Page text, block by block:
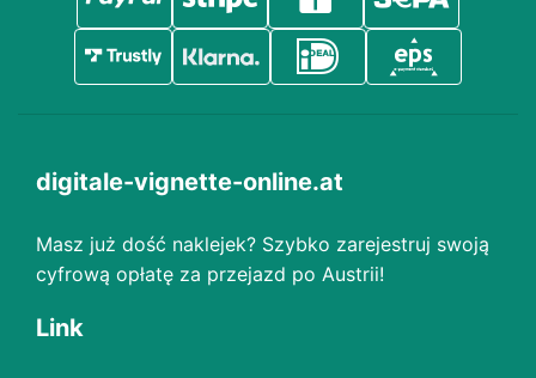
digitale-vignette-online.at
Masz już dość naklejek? Szybko zarejestruj swoją
cyfrową opłatę za przejazd po Austrii!
Link